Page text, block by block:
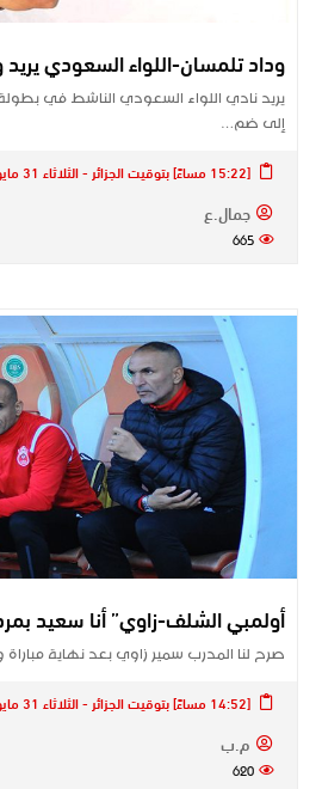
وداد تلمسان-اللواء السعودي
يريد نادي اللواء السعودي الناشط في بطولة
إلى ضم…
[15:22 مساءً] بتوقيت الجزائر - الثلاثاء 31 مايو 2022
جمال.ع
665
أولمبي الشلف-زاوي” أنا سعيد
صرح لنا المدرب سمير زاوي بعد نهاية
[14:52 مساءً] بتوقيت الجزائر - الثلاثاء 31 مايو 2022
م.ب
620